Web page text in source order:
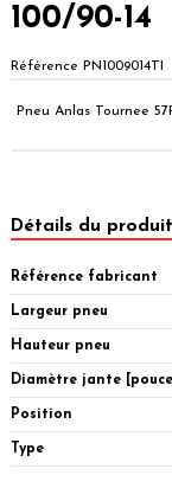
100/90-14
Référence PN1009014TI
Pneu Anlas Tournee
Détails du produit
Référence fabricant
Largeur pneu
Hauteur pneu
Diamètre jante
Position
Type